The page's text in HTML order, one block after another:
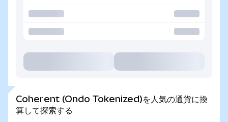
Coherent (Ondo Tokenized)を人気の通貨に換
算して探索する